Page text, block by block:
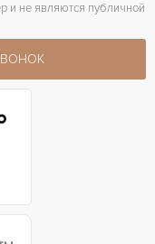
и не являются публичной